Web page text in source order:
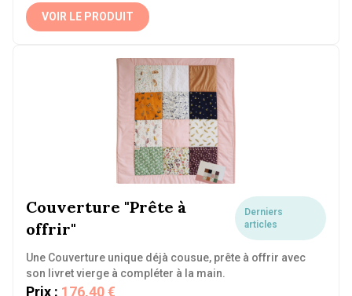
VOIR LE PRODUIT
Couverture "Prête à
offrir"
Derniers
articles
Une Couverture unique déjà cousue, prête à offrir avec
son livret vierge à compléter à la main.
Prix : 176,40 €